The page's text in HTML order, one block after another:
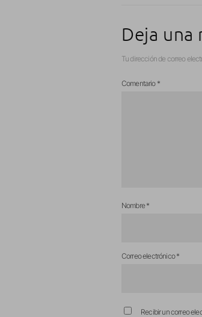
Deja una
Tu dirección de correo
Comentario *
Nombre*
Correo electrónico*
Recibir un correo